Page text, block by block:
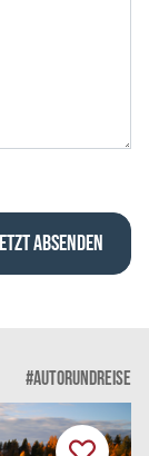
#AUTORUNDREISE